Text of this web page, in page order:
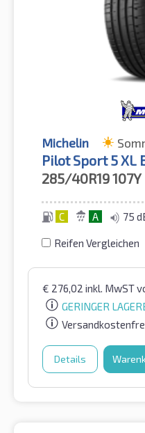
Michelin
Pilot Sport 5 XL
285/40R19107Y
C A 75
Reifen Vergleichen
€ 276,02 inkl. MwST
GERINGER
Details